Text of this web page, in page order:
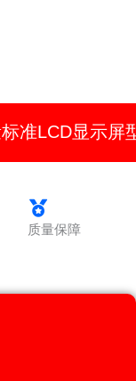
准LCD显示屏
质量保障